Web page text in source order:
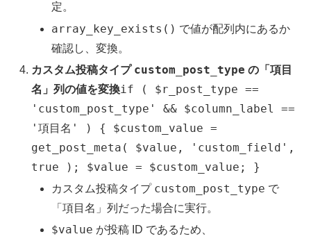
定。
array_key_exists() で値が配列内にあるか
確認し、変換。
カスタム投稿タイプ custom_post_type の「項目
名」列の値を変換if ( $r_post_type ==
'custom_post_type' && $column_label ==
'項目名' ) { $custom_value =
get_post_meta( $value, 'custom_field',
true ); $value = $custom_value; }
カスタム投稿タイプ custom_post_type で
「項目名」列だった場合に実行。
$value が投稿 ID であるため、